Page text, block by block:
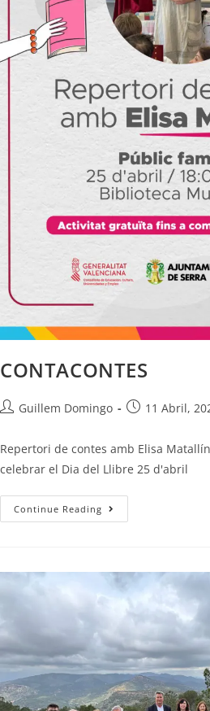
CONTACONTES
Guillem Domingo 11 Abril,
Repertori de contes amb Elisa
celebrar el Dia del Llibre 25 d'abril
Continue Reading